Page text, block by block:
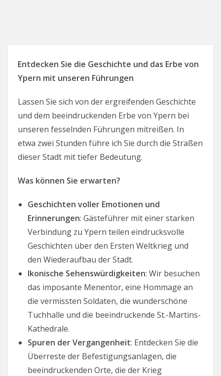
Entdecken Sie die Geschichte und das Erbe von
Ypern mit unseren Führungen
Lassen Sie sich von der ergreifenden Geschichte
und dem beeindruckenden Erbe von Ypern bei
unseren fesselnden Führungen mitreißen. In
etwa zwei Stunden führe ich Sie durch die Straßen
dieser Stadt mit tiefer Bedeutung.
Was können Sie erwarten?
Geschichten voller Emotionen und
Erinnerungen: Gästeführer mit einer starken
Verbindung zu Ypern teilen eindrucksvolle
Geschichten über den Ersten Weltkrieg und
den Wiederaufbau der Stadt.
Ikonische Sehenswürdigkeiten: Wir besuchen
das imposante Menentor, eine Hommage an
die vermissten Soldaten, die wunderschöne
Tuchhalle und die beeindruckende St.-Martins-
Kathedrale.
Spuren der Vergangenheit: Entdecken Sie die
Überreste der Befestigungsanlagen, die
beeindruckenden Orte, die der Krieg